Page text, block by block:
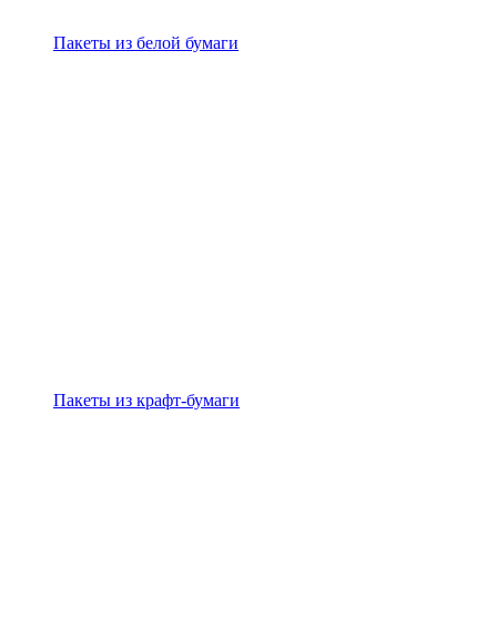
Пакеты из белой бумаги
Пакеты из крафт-бумаги